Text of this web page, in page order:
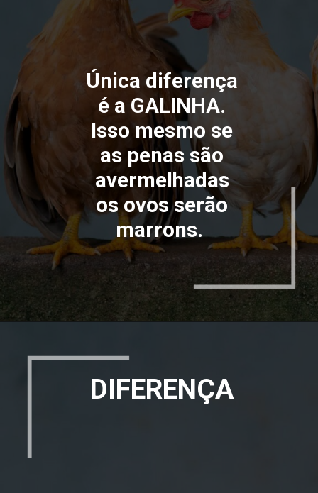
Única diferença
é a GALINHA.
Isso mesmo se
as penas são
avermelhadas
os ovos serão
marrons.
DIFERENÇA